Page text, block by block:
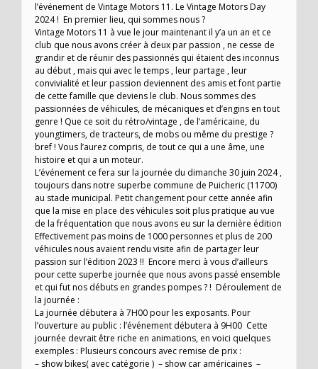
l’événement de Vintage Motors 11. Le Vintage Motors Day
2024 ! En premier lieu, qui sommes nous ?
Vintage Motors 11 à vue le jour maintenant il y’a un an et ce
club que nous avons créer à deux par passion , ne cesse de
grandir et de réunir des passionnés qui étaient des inconnus
au début , mais qui avec le temps , leur partage , leur
convivialité et leur passion deviennent des amis et font partie
de cette famille que deviens le club. Nous sommes des
passionnées de véhicules, de mécaniques et d’engins en tout
genre ! Que ce soit du rétro/vintage , de l’américaine, du
youngtimers, de tracteurs, de mobs ou même du prestige ?
bref ! Vous l’aurez compris, de tout ce qui a une âme, une
histoire et qui a un moteur.
L’événement ce fera sur la journée du dimanche 30 juin 2024 ,
toujours dans notre superbe commune de Puicheric (11700)
au stade municipal. Petit changement pour cette année afin
que la mise en place des véhicules soit plus pratique au vue
de la fréquentation que nous avons eu sur la dernière édition
Effectivement pas moins de 1000 personnes et plus de 200
véhicules nous avaient rendu visite afin de partager leur
passion sur l’édition 2023 !! Encore merci à vous d’ailleurs
pour cette superbe journée que nous avons passé ensemble
et qui fut nos débuts en grandes pompes ? ! Déroulement de
la journée :
La journée débutera à 7H00 pour les exposants. Pour
l’ouverture au public : l’événement débutera à 9H00 Cette
journée devrait être riche en animations, en voici quelques
exemples : Plusieurs concours avec remise de prix :
– show bikes( avec catégorie ) – show car américaines –